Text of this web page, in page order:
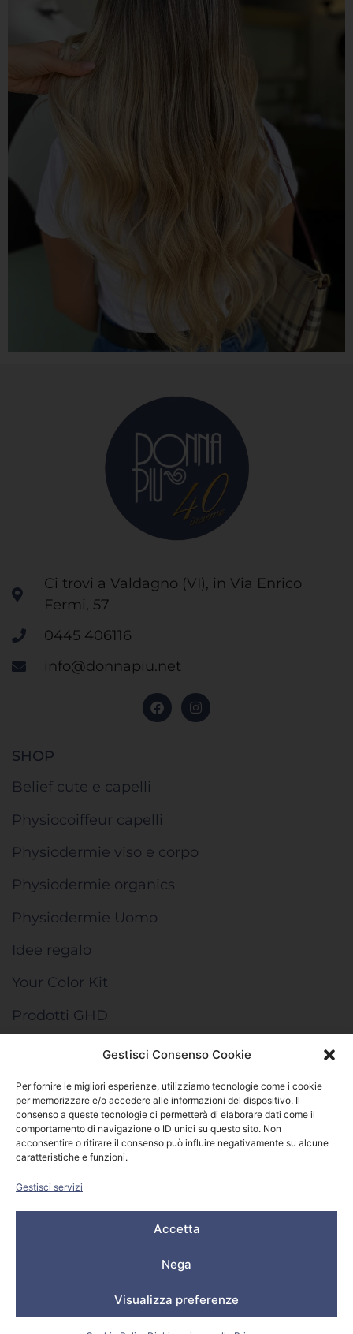
Gestisci Consenso Cookie
Per fornire le migliori esperienze, utilizziamo tecnologie come i cookie
per memorizzare e/o accedere alle informazioni del dispositivo. Il
consenso a queste tecnologie ci permetterà di elaborare dati come il
comportamento di navigazione o ID unici su questo sito. Non
acconsentire o ritirare il consenso può influire negativamente su alcune
caratteristiche e funzioni.
Gestisci servizi
Accetta
Nega
Visualizza preferenze
Ci trovi a Valdagno (VI), in Via Enrico
Fermi, 57
0445 406116
info@donnapiu.net
SHOP
Belief cute e capelli
Physiocoiffeur capelli
Physiodermie viso e corpo
Physiodermie organics
Physiodermie Uomo
Idee regalo
Your Color Kit
Prodotti GHD
Termini e condizioni di vendita
Cookie Policy
P.IVA/C.F. 04437070248 – REA VI 404123 – Capitale
Privacy Policy –Cookie Policy